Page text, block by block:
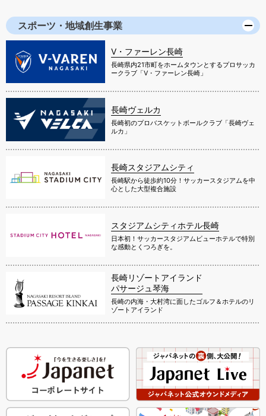
スポーツ・地域創生事業
V・ファーレン長崎
長崎県内21市町をホームタウンとするプロサッカ
ークラブ「V・ファーレン長崎」
長崎ヴェルカ
長崎初のプロバスケットボールクラブ「長崎ヴェ
ルカ」
長崎スタジアムシティ
長崎駅から徒歩約10分！サッカースタジアムを中
心とした大型複合施設
スタジアムシティホテル長崎
日本初！サッカースタジアムビューホテルで特別
な感動とくつろぎを。
長崎リゾートアイランド
パサージュ琴海
長崎の内海・大村湾に面したゴルフ＆ホテルのリ
ゾートアイランド